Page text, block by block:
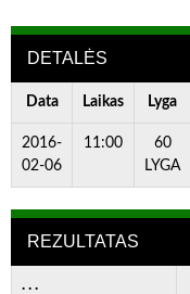
DETALĖS
Data Laikas Lyga
2016-
02-06
11:00
60
LYGA
REZULTATAS
. . .